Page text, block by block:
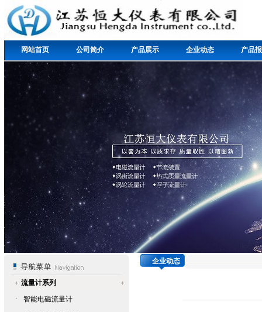
网站首页 公司简介 产品展示 企业动态 产品
流量计系列
·
智能电磁流量计
企业动态